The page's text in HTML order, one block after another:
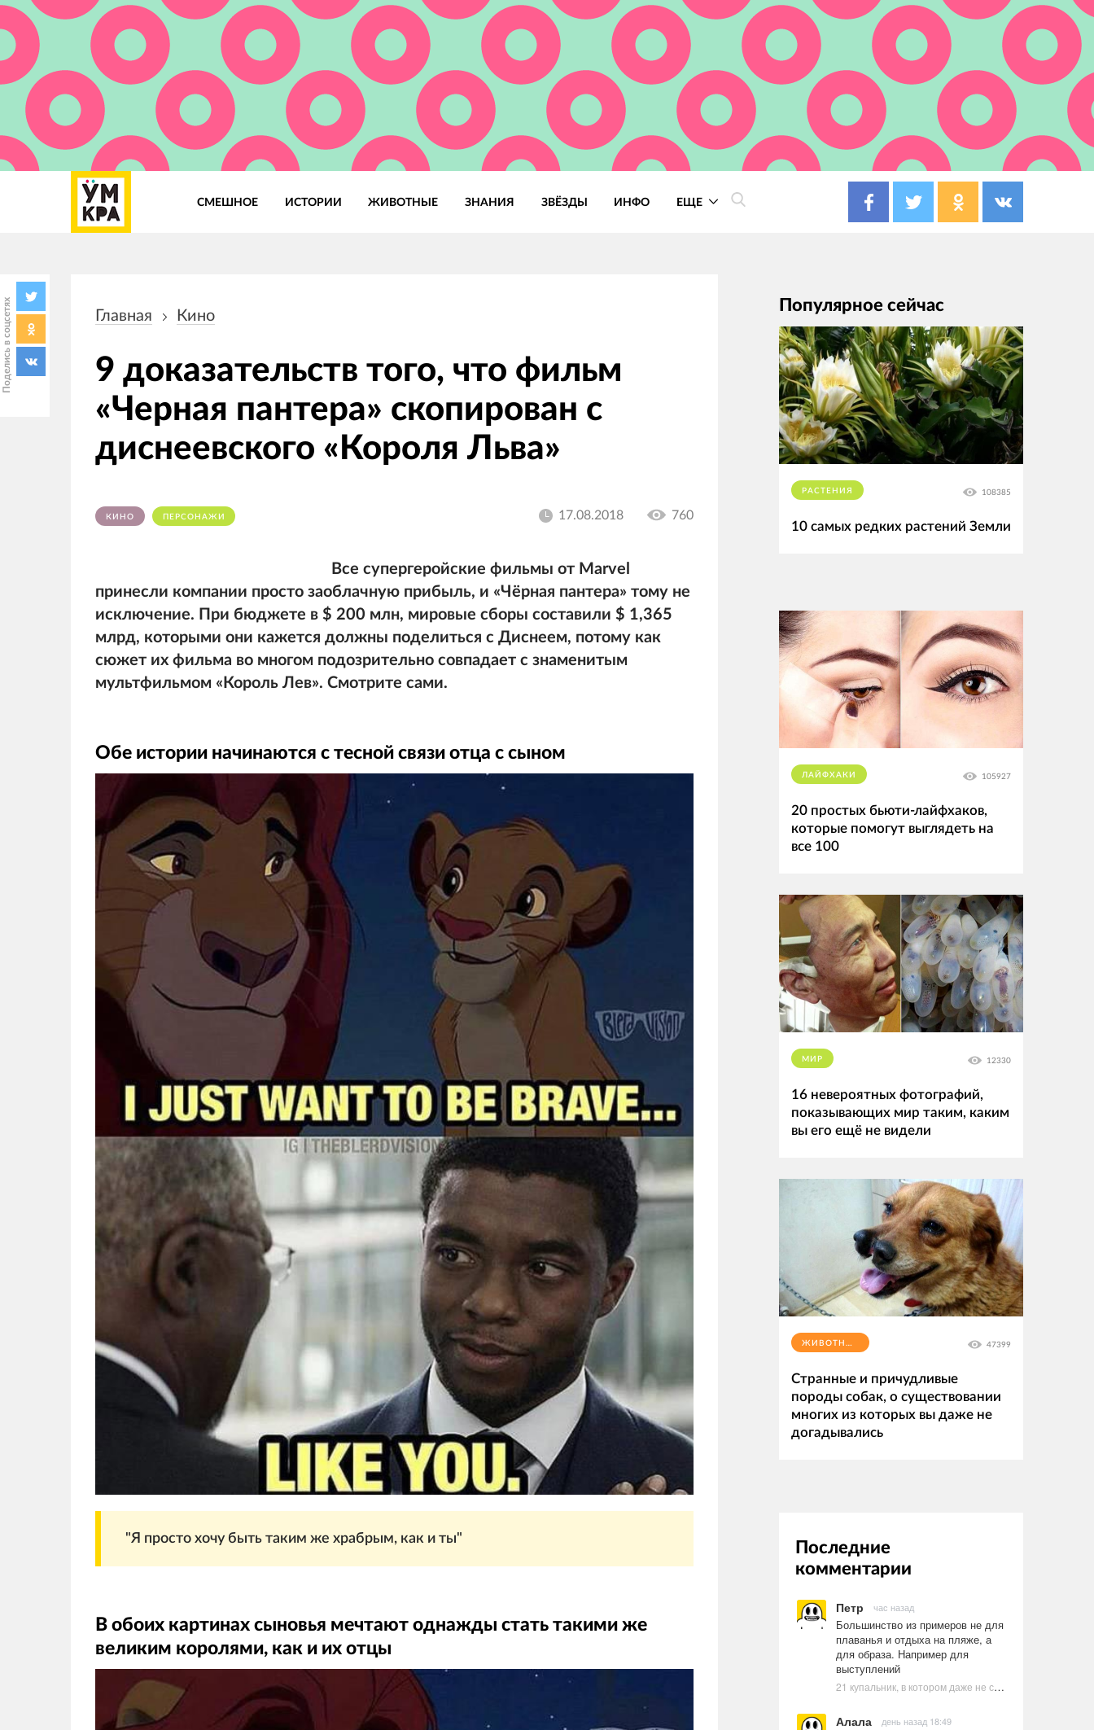
СМЕШНОЕ ИСТОРИИ ЖИВОТНЫЕ ЗНАНИЯ ЗВЁЗДЫ ИНФО ЕЩЕ
Поделись в соцсетях навигации
Главная Кино
9 доказательств того, что фильм
«Черная пантера» скопирован с
диснеевского «Короля Льва»
КИНО ПЕРСОНАЖИ 17.08.2018 760
Все супергеройские фильмы от Marvel
принесли компании просто заоблачную прибыль, и «Чёрная пантера» тому не
исключение. При бюджете в $ 200 млн, мировые сборы составили $ 1,365
млрд, которыми они кажется должны поделиться с Диснеем, потому как
сюжет их фильма во многом подозрительно совпадает с знаменитым
мультфильмом «Король Лев». Смотрите сами.
Обе истории начинаются с тесной связи отца с сыном
"Я просто хочу быть таким же храбрым, как и ты"
В обоих картинах сыновья мечтают однажды стать такими же
великим королями, как и их отцы
Популярное сейчас
РАСТЕНИЯ 108385
10 самых редких растений Земли
ЛАЙФХАКИ 105927
20 простых бьюти-лайфхаков,
которые помогут выглядеть на
все 100
МИР 12330
16 невероятных фотографий,
показывающих мир таким, каким
вы его ещё не видели
ЖИВОТНЫЕ 47399
Странные и причудливые
породы собак, о существовании
многих из которых вы даже не
догадывались
Последние
комментарии
Петр час назад
Большинство из примеров не для
плаванья и отдыха на пляже, а
для образа. Например для
выступлений
21 купальник, в котором даже не стоит пытаться плавать
Алала день назад 18:49